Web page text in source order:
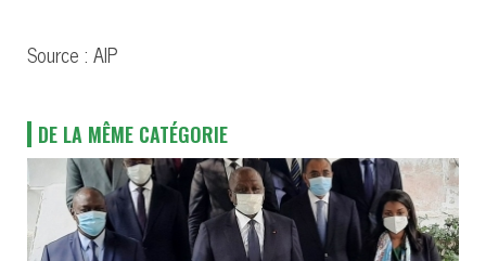
Source : AIP
DE LA MÊME CATÉGORIE